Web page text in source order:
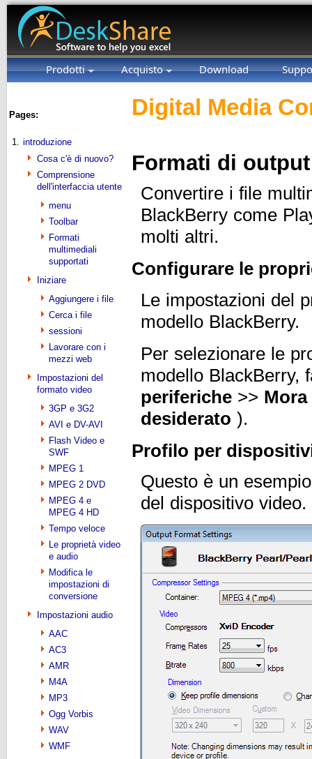
Prodotti Acquisto Download
Pages:
1. introduzione
Cosa c'è di nuovo?
Comprensione
dell'interfaccia utente
menu
Toolbar
Formati
multimediali
supportati
Iniziare
Aggiungere i file
Cerca i file
sessioni
Lavorare con i
mezzi web
Impostazioni del
formato video
3GP e 3G2
AVI e DV-AVI
Flash Video e
SWF
MPEG 1
MPEG 2 DVD
MPEG 4 e
MPEG 4 HD
Tempo veloce
Le proprietà video
e audio
Modifica le
impostazioni di
conversione
Impostazioni audio
AAC
AC3
AMR
M4A
MP3
Ogg Vorbis
WAV
WMF
Digital Media
Formati di
Convertire i file
BlackBerry come
molti altri.
Configurare le
Le impostazioni del
modello BlackBerry.
Per selezionare le
modello BlackBerry,
periferiche >> Mora
desiderato ).
Profilo per
Questo è un
del dispositivo video.